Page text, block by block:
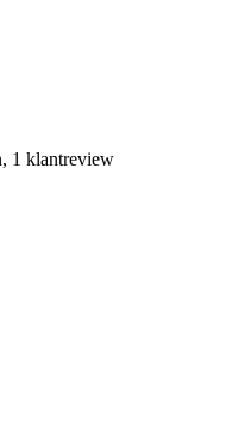
1 klantreview